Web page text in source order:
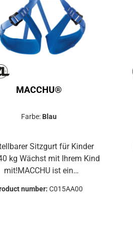
Riemen hinten Vier
Materialschlaufen
Vier formgepresste
Materialschlaufen
Nachziehschlaufe
MACCHU®
Farbe: Blau
Sitzgurt für Kinder
Ihrem Kind
mit!MACCHU ist ein
40 kg.Dank des großen
number:C015AA00